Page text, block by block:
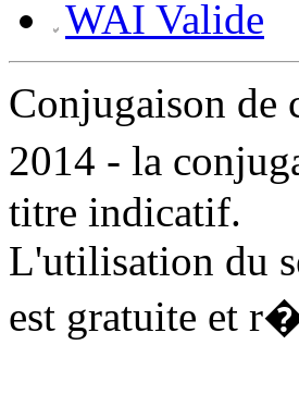
WAI Valide
Conjugaison
2014 - la
titre indicatif.
L'utilisation du
est gratuite et